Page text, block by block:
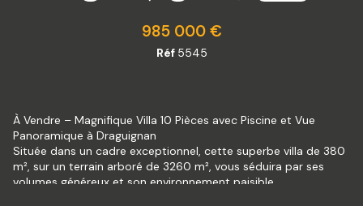
985 000 €
Réf 5545
À Vendre – Magnifique Villa 10 Pièces avec Piscine et Vue
Panoramique à Draguignan
Située dans un cadre exceptionnel, cette superbe villa de 380
m², sur un terrain arboré de 3260 m², vous séduira par ses
volumes généreux et son environnement paisible.